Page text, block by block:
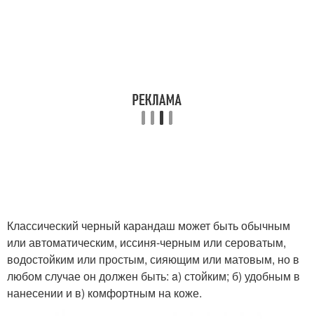
Классический черный карандаш может быть обычным
или автоматическим, иссиня-черным или сероватым,
водостойким или простым, сияющим или матовым, но в
любом случае он должен быть: a) стойким; б) удобным в
нанесении и в) комфортным на коже.